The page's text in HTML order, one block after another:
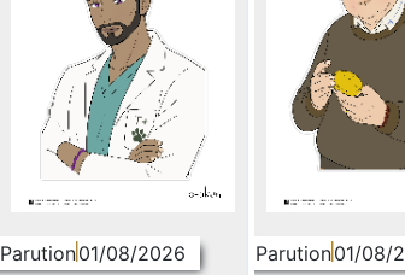
Parution01/08/2026 Parution01/08/